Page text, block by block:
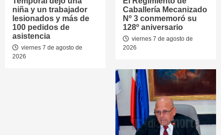
niña y un trabajador
lesionados y más de
100 pedidos de
asistencia
viernes 7 de agosto de
2026
Caballería Mecanizado
Nº 3 conmemoró su
128º aniversario
viernes 7 de agosto de
2026